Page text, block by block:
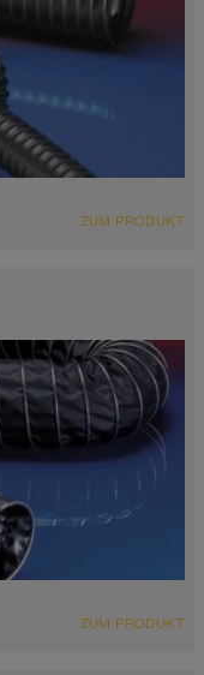
ZUM PRODUKT
ZUM PRODUKT